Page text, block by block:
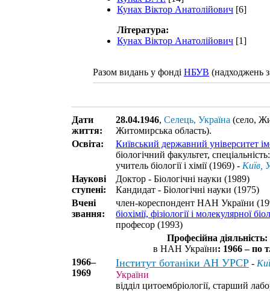
Кунах Віктор Анатолійович [6]
Література:
Кунах Віктор Анатолійович [1]
Разом видань у фонді НБУВ (надходжень
Дати
життя:
28.04.1946, Селець, Україна (село,
Житомирська область).
Освіта:
Київський державний університет
біологічний факультет,
учитель біології і хімії (1969) - Київ,
Наукові
ступені:
Доктор - Біологічні науки (1989)
Кандидат - Біологічні науки (1975)
Вчені
звання:
член-кореспондент НАН України
біохімії, фізіології і молекулярної
професор (1993)
Професійна діяльність:
в НАН України: 1966 – по
1966–
1969
Інститут ботаніки АН УРСР -
України
відділ цитоембріології, старший